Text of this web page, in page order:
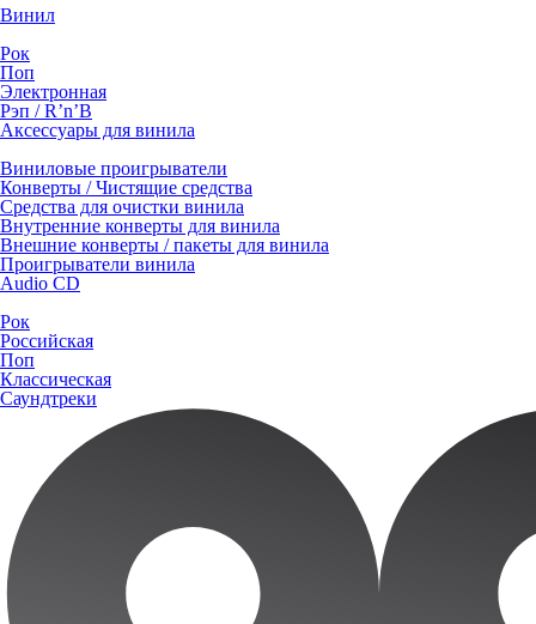
Винил
Рок
Поп
Электронная
Рэп / R’n’B
Аксессуары для винила
Виниловые проигрыватели
Конверты / Чистящие средства
Средства для очистки винила
Внутренние конверты для винила
Внешние конверты / пакеты для винила
Проигрыватели винила
Audio CD
Рок
Российская
Поп
Классическая
Саундтреки